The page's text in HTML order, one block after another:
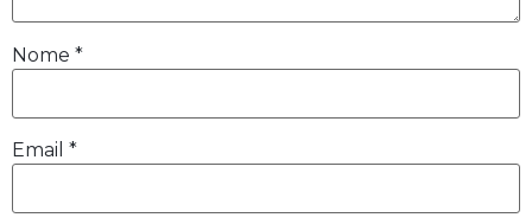
Nome *
Email *